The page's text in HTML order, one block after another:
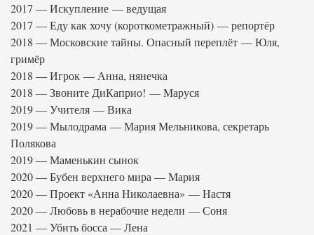
2017 — Искупление — ведущая
2017 — Еду как хочу (короткометражный) — репортёр
2018 — Московские тайны. Опасный переплёт — Юля,
гримёр
2018 — Игрок — Анна, нянечка
2018 — Звоните ДиКаприо! — Маруся
2019 — Учителя — Вика
2019 — Мылодрама — Мария Мельникова, секретарь
Полякова
2019 — Маменькин сынок
2020 — Бубен верхнего мира — Мария
2020 — Проект «Анна Николаевна» — Настя
2020 — Любовь в нерабочие недели — Соня
2021 — Убить босса — Лена